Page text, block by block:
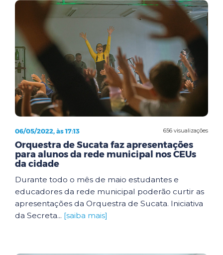
656 visualizações
06/05/2022, às 17:13
Orquestra de Sucata faz apresentações
para alunos da rede municipal nos CEUs
da cidade
Durante todo o mês de maio estudantes e
educadores da rede municipal poderão curtir as
apresentações da Orquestra de Sucata. Iniciativa
da Secreta... [saiba mais]